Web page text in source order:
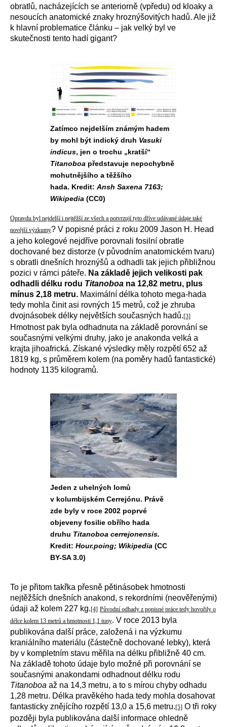
obratlů, nacházejících se anteriorně (vpředu) od kloaky a
nesoucích anatomické znaky hroznýšovitých hadů. Ale již
k hlavní problematice článku – jak velký byl ve
skutečnosti tento hadí gigant?
Zatímco nejdelším známým hadem
by mohl být indický druh Vasuki
indicus, jen o trochu „kratší“
Titanoboa představuje nepochybně
mohutnějšího a těžšího
hada. Kredit: Ansh Saxena 7163;
Wikipedia (CC0)
Opravdu byl nejdelší i nejtěžší ze všech a potvrzují tyto dříve udávané údaje také
novější výzkumy? V popisné práci z roku 2009 Jason H. Head
a jeho kolegové nejdříve porovnali fosilní obratle
dochované bez distorze (v původním anatomickém tvaru)
s obratli dnešních hroznýšů a odhadli tak jejich přibližnou
pozici v rámci páteře. Na základě jejich velikosti pak
odhadli délku rodu Titanoboa na 12,82 metru, plus
mínus 2,18 metru. Maximální délka tohoto mega-hada
tedy mohla činit asi rovných 15 metrů, což je zhruba
dvojnásobek délky největších současných hadů.[3]
Hmotnost pak byla odhadnuta na základě porovnání se
současnými velkými druhy, jako je anakonda velká a
krajta jihoafrická. Získané výsledky měly rozpětí 652 až
1819 kg, s průměrem kolem (na poměry hadů fantastické)
hodnoty 1135 kilogramů.
Jeden z uhelných lomů
v kolumbijském Cerrejónu. Právě
zde byly v roce 2002 poprvé
objeveny fosilie obřího hada
druhu Titanoboa cerrejonensis.
Kredit: Hour.poing; Wikipedia (CC
BY-SA 3.0)
To je přitom takřka přesně pětinásobek hmotnosti
nejtěžších dnešních anakond, s rekordními (neověřenými)
údaji až kolem 227 kg.[4] Původní odhady z popisné práce tedy hovořily o
délce kolem 13 metrů a hmotnosti 1,1 tuny. V roce 2013 byla
publikována další práce, založená i na výzkumu
kraniálního materiálu (částečně dochované lebky), která
by v kompletním stavu měřila na délku přibližně 40 cm.
Na základě tohoto údaje bylo možné při porovnání se
současnými anakondami odhadnout délku rodu
Titanoboa až na 14,3 metru, a to s mírou chyby odhadu
1,28 metru. Délka pravěkého hada tedy mohla dosahovat
fantasticky znějícího rozpětí 13,0 a 15,6 metru.[5] O tři roky
později byla publikována další informace ohledně